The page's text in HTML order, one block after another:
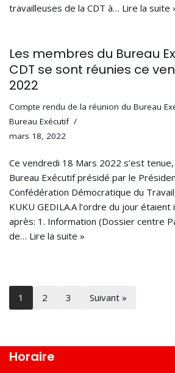
travailleuses de la CDT à… Lire la suite
Les membres du Bureau
CDT se sont réunies ce
2022
Compte rendu de la réunion du Bureau
Bureau Exécutif
mars 18, 2022
Ce vendredi 18 Mars 2022 s’est
Bureau Exécutif présidé par le
Confédération Démocratique du
KUKU GEDILA.A l’ordre du jour
après: 1. Information (Dossier centre
de… Lire la suite »
1 2 3 Suivant »
Horaire